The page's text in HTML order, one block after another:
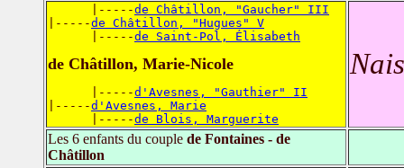
      |-----
de Châtillon, "Gaucher" III
|-----de Châtillon, "Hugues" V
      |-----
de Saint-Pol, Élisabeth
de Châtillon, Marie-Nicole
      |-----
d'Avesnes, "Gauthier" II
|-----d'Avesnes, Marie
      |-----
de Blois, Marguerite
Les 6 enfants du couple de Fontaines - de
Châtillon